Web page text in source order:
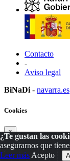
Contacto
-
Aviso legal
BiNaDi - navarra.es
¿Te gustan las
asegurarnos que
Leer más Acepto
Cookies
×